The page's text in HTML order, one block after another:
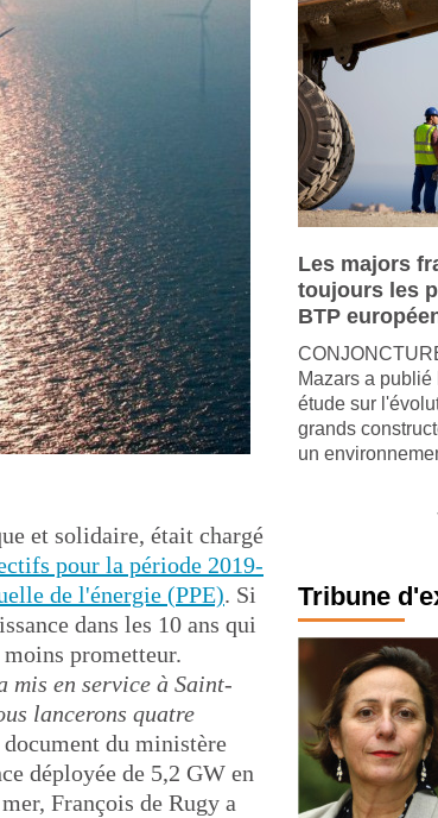
et solidaire, était chargé
pour la période 2019-
de l'énergie (PPE). Si
dans les 10 ans qui
prometteur.
mis en service à Saint-
lancerons quatre
du ministère
déployée de 5,2 GW en
François de Rugy a
Les majors
toujours les
BTP
Mazars a
étude sur
grands
un
Tribune